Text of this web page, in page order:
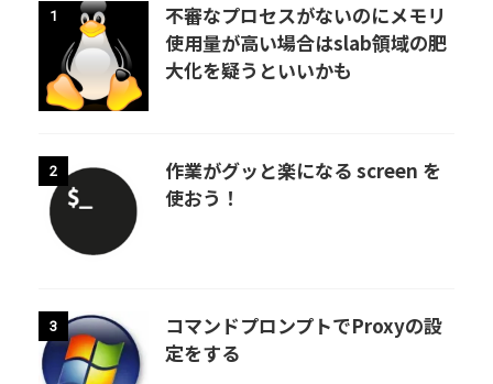
1
不審なプロセスがないのにメモリ
使用量が高い場合はslab領域の肥
大化を疑うといいかも
2
作業がグッと楽になる screen を
使おう！
3
コマンドプロンプトでProxyの設
定をする